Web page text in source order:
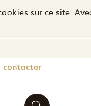
sur ce site.
contacter